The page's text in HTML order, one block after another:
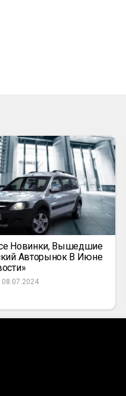
Новинки, Вышедшие
Авторынок В Июне
08.07.2024